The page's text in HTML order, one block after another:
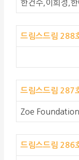
한건수,이희정,
드림스드림 288
드림스드림 287
Zoe
드림스드림 286